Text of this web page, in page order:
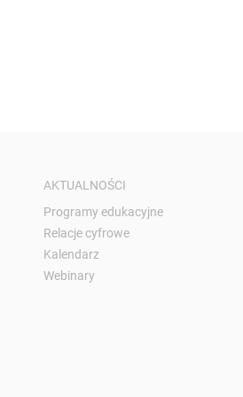
AKTUALNOŚCI
Programy edukacyjne
Relacje cyfrowe
Kalendarz
Webinary